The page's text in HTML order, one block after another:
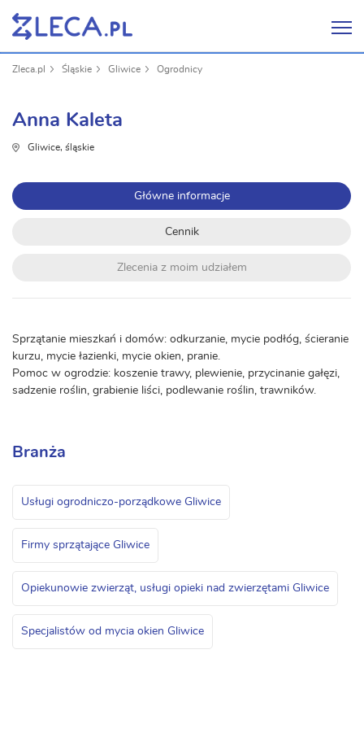
Zleca.pl Śląskie Gliwice Ogrodnicy
Anna Kaleta
Gliwice, śląskie
Główne informacje
Cennik
Zlecenia z moim udziałem
Sprzątanie mieszkań i domów: odkurzanie, mycie podłóg, ścieranie
kurzu, mycie łazienki, mycie okien, pranie.
Pomoc w ogrodzie: koszenie trawy, plewienie, przycinanie gałęzi,
sadzenie roślin, grabienie liści, podlewanie roślin, trawników.
Branża
Usługi ogrodniczo-porządkowe Gliwice
Firmy sprzątające Gliwice
Opiekunowie zwierząt, usługi opieki nad zwierzętami Gliwice
Specjalistów od mycia okien Gliwice